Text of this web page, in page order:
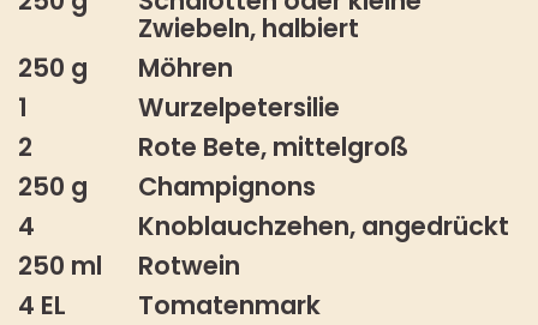
Zwiebeln, halbiert
250 g
Möhren
1
Wurzelpetersilie
2
Rote Bete, mittelgroß
250 g
Champignons
4
Knoblauchzehen, angedrückt
250 ml
Rotwein
4 EL
Tomatenmark